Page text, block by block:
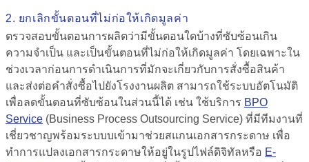
2. ยกเลิกขั้นตอนที่ไม่ก่อให้เกิดมูลค่า
ตรวจสอบขั้นตอนการผลิตว่ามีขั้นตอนใดบ้างที่ซับซ้อนเกิน
ความจำเป็น และเป็นขั้นตอนที่ไม่ก่อให้เกิดมูลค่า โดยเฉพาะใน
ช่วงเวลาก่อนการดำเนินการที่มักจะเกี่ยวกับการสั่งซื้อสินค้า
และส่งต่อคำสั่งซื้อไปยังโรงงานผลิต สามารถใช้ระบบอัตโนมัติ
เพื่อลดขั้นตอนที่ซับซ้อนในส่วนนี้ได้ เช่น ใช้บริการ BPO
Service (Business Process Outsourcing Service) ที่มีทีมงานที่
เชี่ยวชาญพร้อมระบบบเข้ามาช่วยสแกนเอกสารกระดาษ เพื่อ
ทำการแปลงเอกสารกระดาษให้อยู่ในรูปไฟล์ดิจิทัลหรือ E-